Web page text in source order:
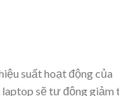
suất hoạt động của
laptop sẽ tự động giảm